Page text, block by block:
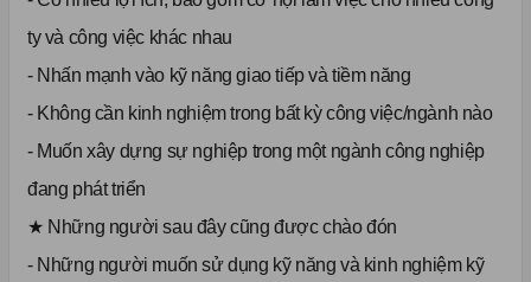
ty và công việc khác nhau
- Nhấn mạnh vào kỹ năng giao tiếp và tiềm năng
- Không cần kinh nghiệm trong bất kỳ công việc/ngành nào
- Muốn xây dựng sự nghiệp trong một ngành công nghiệp
đang phát triển
★ Những người sau đây cũng được chào đón
- Những người muốn sử dụng kỹ năng và kinh nghiệm kỹ